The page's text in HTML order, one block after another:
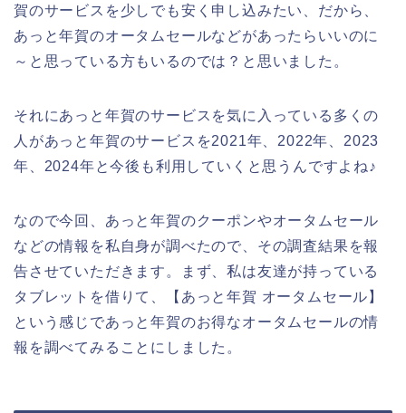
賀のサービスを少しでも安く申し込みたい、だから、
あっと年賀のオータムセールなどがあったらいいのに
～と思っている方もいるのでは？と思いました。
それにあっと年賀のサービスを気に入っている多くの
人があっと年賀のサービスを2021年、2022年、2023
年、2024年と今後も利用していくと思うんですよね♪
なので今回、あっと年賀のクーポンやオータムセール
などの情報を私自身が調べたので、その調査結果を報
告させていただきます。まず、私は友達が持っている
タブレットを借りて、【あっと年賀 オータムセール】
という感じであっと年賀のお得なオータムセールの情
報を調べてみることにしました。